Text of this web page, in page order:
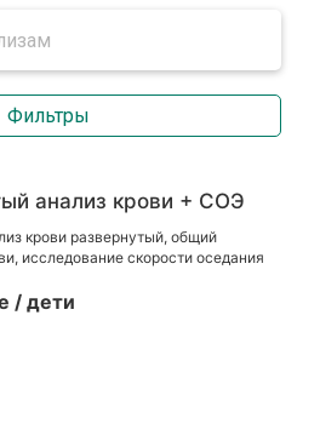
Фильтры
анализ крови + СОЭ
крови развернутый, общий
исследование скорости оседания
/ дети